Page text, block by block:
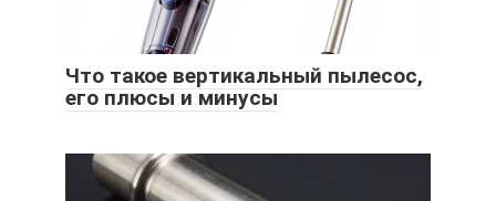
Что такое вертикальный пылесос,
его плюсы и минусы